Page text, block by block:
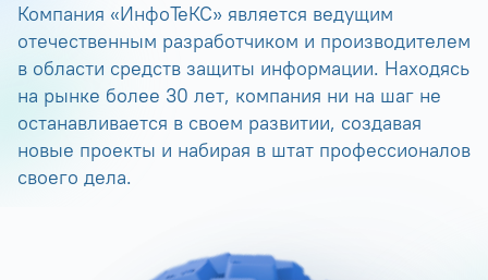
Компания «ИнфоТеКС» является ведущим
отечественным разработчиком и производителем
в области средств защиты информации. Находясь
на рынке более 30 лет, компания ни на шаг не
останавливается в своем развитии, создавая
новые проекты и набирая в штат профессионалов
своего дела.